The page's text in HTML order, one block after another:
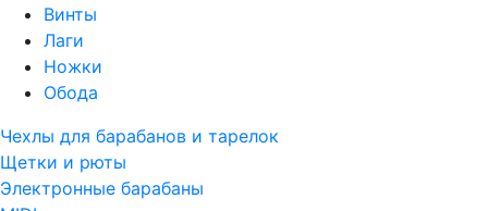
Винты
Лаги
Ножки
Обода
Чехлы для барабанов и тарелок
Щетки и рюты
Электронные барабаны